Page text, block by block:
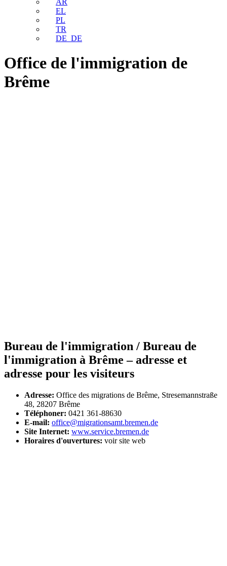
AR
EL
PL
TR
DE_DE
Office de l'immigration de
Brême
Bureau de l'immigration / Bureau de
l'immigration à Brême – adresse et
adresse pour les visiteurs
Adresse: Office des migrations de Brême, Stresemannstraße
48, 28207 Brême
Téléphoner: 0421 361-88630
E-mail: office@migrationsamt.bremen.de
Site Internet: www.service.bremen.de
Horaires d'ouvertures: voir site web